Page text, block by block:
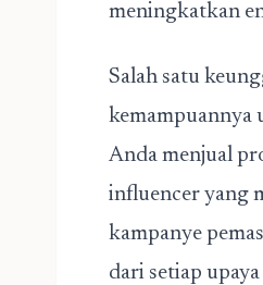
meningkatkan
Salah satu
kemampuannya
Anda menjual
influencer yang
kampanye
dari setiap